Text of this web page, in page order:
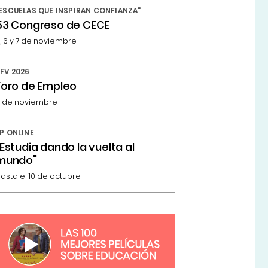
QUE INSPIRAN CONFIANZA"
Congreso de CECE
6 y 7 de noviembre
2026
de Empleo
de noviembre
ONLINE
dando la vuelta al
el 10 de octubre